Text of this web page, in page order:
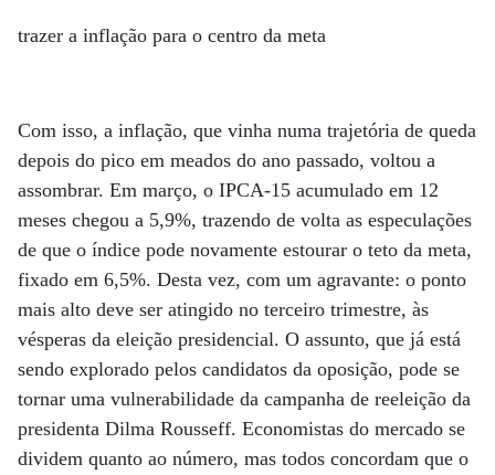
trazer a inflação para o centro da meta
Com isso, a inflação, que vinha numa trajetória de queda
depois do pico em meados do ano passado, voltou a
assombrar. Em março, o IPCA-15 acumulado em 12
meses chegou a 5,9%, trazendo de volta as especulações
de que o índice pode novamente estourar o teto da meta,
fixado em 6,5%. Desta vez, com um agravante: o ponto
mais alto deve ser atingido no terceiro trimestre, às
vésperas da eleição presidencial. O assunto, que já está
sendo explorado pelos candidatos da oposição, pode se
tornar uma vulnerabilidade da campanha de reeleição da
presidenta Dilma Rousseff. Economistas do mercado se
dividem quanto ao número, mas todos concordam que o